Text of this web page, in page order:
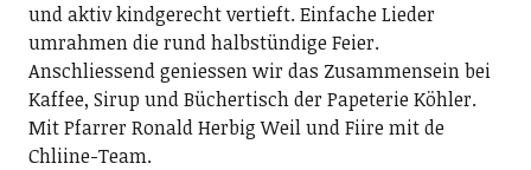
und aktiv kindgerecht vertieft. Einfache Lieder
umrahmen die rund halbstündige Feier.
Anschliessend geniessen wir das Zusammensein bei
Kaffee, Sirup und Büchertisch der Papeterie Köhler.
Mit Pfarrer Ronald Herbig Weil und Fiire mit de
Chliine-Team.